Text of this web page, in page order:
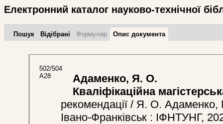
Електронний каталог науково-технічної
Пошук Відібрані Формуляр Опис документа
502/504
А28
Адаменко, Я. О.
Кваліфікаційна
рекомендації / Я. О.
Івано-Франківськ : ІФНТУНГ,